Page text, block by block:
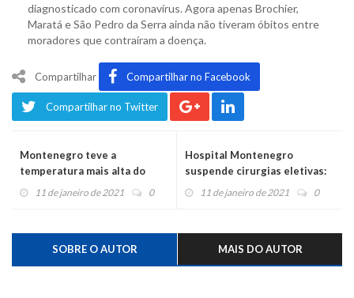
diagnosticado com coronavírus. Agora apenas Brochier,
Maratá e São Pedro da Serra ainda não tiveram óbitos entre
moradores que contraíram a doença.
Compartilhar Compartilhar no Facebook
Compartilhar no Twitter
Montenegro teve a
temperatura mais alta do
Estado hoje: 41,8 graus
11 de janeiro de 2021 0
Hospital Montenegro
suspende cirurgias eletivas:
“gravidade nunca vista”
11 de janeiro de 2021 0
SOBRE O AUTOR MAIS DO AUTOR